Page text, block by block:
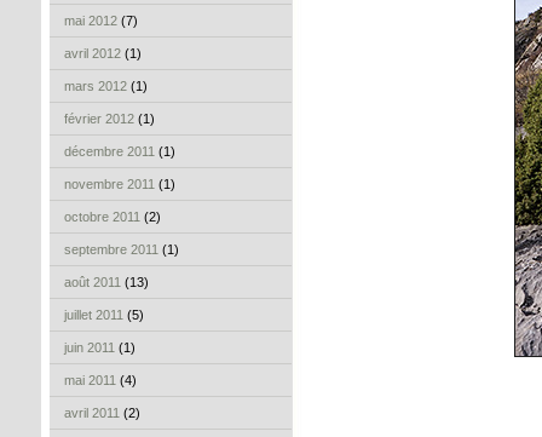
mai 2012 (7)
avril 2012 (1)
mars 2012 (1)
février 2012 (1)
décembre 2011 (1)
novembre 2011 (1)
octobre 2011 (2)
septembre 2011 (1)
août 2011 (13)
juillet 2011 (5)
juin 2011 (1)
mai 2011 (4)
avril 2011 (2)